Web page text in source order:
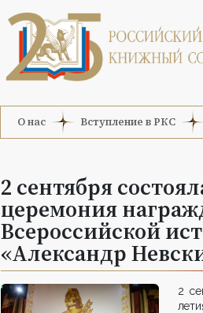
О нас Вступление в РКС
2 сентября
церемония
Всероссийской
«Александр
2